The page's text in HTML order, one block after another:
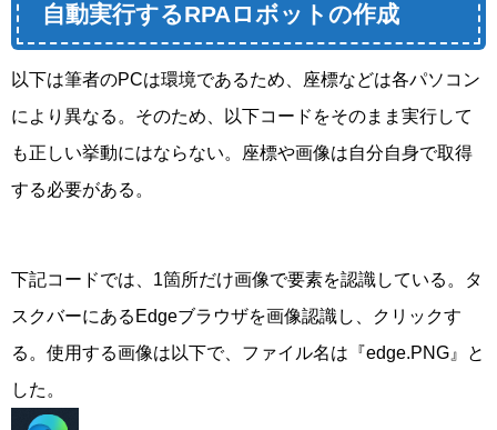
自動実行するRPAロボットの作成
以下は筆者のPCは環境であるため、座標などは各パソコン
により異なる。そのため、以下コードをそのまま実行して
も正しい挙動にはならない。座標や画像は自分自身で取得
する必要がある。
下記コードでは、1箇所だけ画像で要素を認識している。タ
スクバーにあるEdgeブラウザを画像認識し、クリックす
る。使用する画像は以下で、ファイル名は『edge.PNG』と
した。